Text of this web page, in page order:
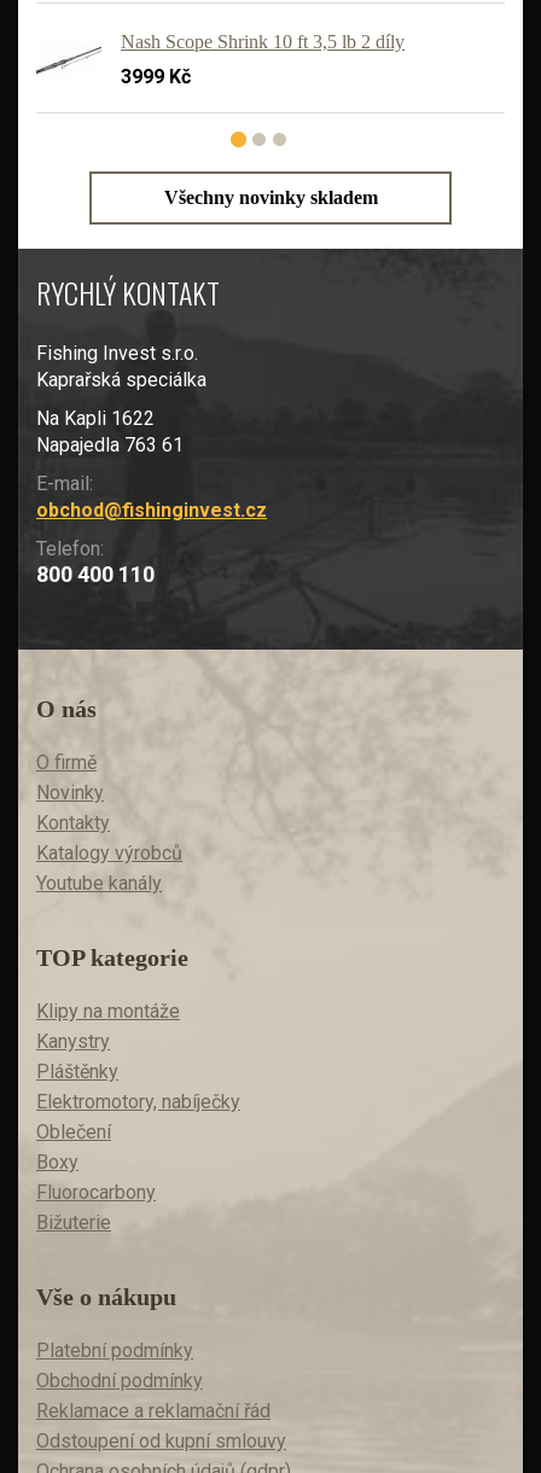
Nash Scope Shrink 10 ft 3,5 lb 2 díly
3999 Kč
Všechny novinky skladem
RYCHLÝ KONTAKT
Fishing Invest s.r.o.
Kaprařská speciálka
Na Kapli 1622
Napajedla 763 61
E-mail:
obchod@fishinginvest.cz
Telefon:
800 400 110
O nás
O firmě
Novinky
Kontakty
Katalogy výrobců
Youtube kanály
TOP kategorie
Klipy na montáže
Kanystry
Pláštěnky
Elektromotory, nabíječky
Oblečení
Boxy
Fluorocarbony
Bižuterie
Vše o nákupu
Platební podmínky
Obchodní podmínky
Reklamace a reklamační řád
Odstoupení od kupní smlouvy